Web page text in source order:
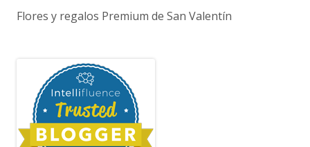
Flores y regalos Premium de San Valentín